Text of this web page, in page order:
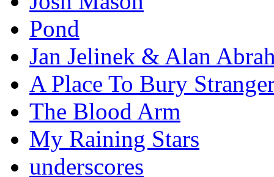
Pond
Jan Jelinek & Alan
A Place To Bury
The Blood Arm
My Raining Stars
underscores